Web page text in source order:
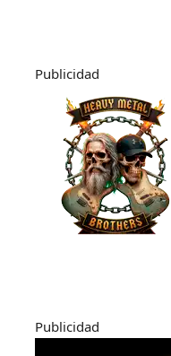
Publicidad
Publicidad